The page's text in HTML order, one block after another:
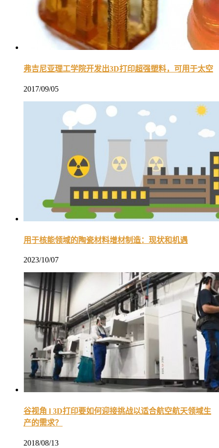
弗吉尼亚理工学院开发出3D打印超强塑料，可用于太空
2017/09/05
用于核能领域的陶瓷材料增材制造：现状和机遇
2023/10/07
谷视角 l 3D打印要如何迎接挑战以适合航空航天领域生
产的需求？
2018/08/13